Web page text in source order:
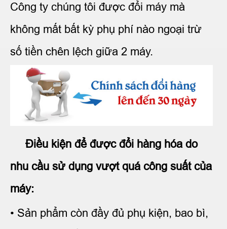
Công ty chúng tôi được đổi máy mà
không mất bất kỳ phụ phí nào ngoại trừ
số tiền chên lệch giữa 2 máy.
Điều kiện để được đổi hàng hóa do
nhu cầu sử dụng vượt quá công suất của
máy:
• Sản phẩm còn đầy đủ phụ kiện, bao bì,